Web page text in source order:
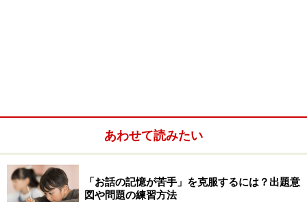
あわせて読みたい
「お話の記憶が苦手」を克服するには？出題意
図や問題の練習方法